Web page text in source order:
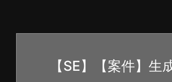
【SE】【案件】